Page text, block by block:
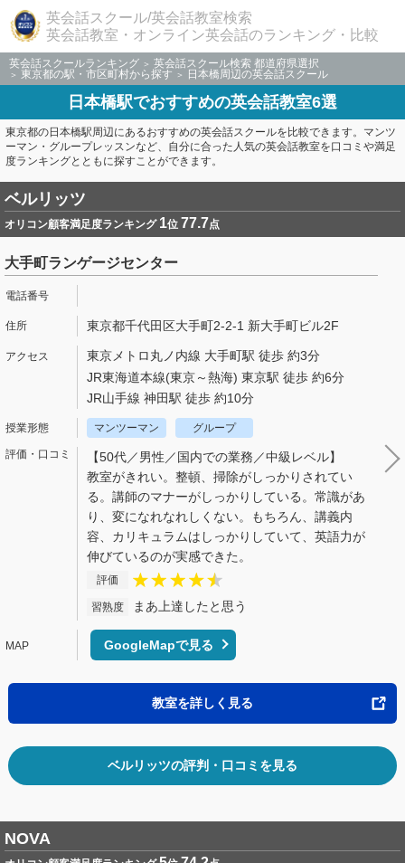
英会話スクール/英会話教室検索
英会話教室・オンライン英会話のランキング・比較
英会話スクールランキング
英会話スクール検索 都道府県選択
東京都の駅・市区町村から探す
日本橋周辺の英会話スクール
日本橋駅でおすすめの英会話教室6選
東京都の日本橋駅周辺にあるおすすめの英会話スクールを比較できます。マンツ
ーマン・グループレッスンなど、自分に合った人気の英会話教室を口コミや満足
度ランキングとともに探すことができます。
ベルリッツ
オリコン顧客満足度ランキング 1位 77.7点
大手町ランゲージセンター
東京都千代田区大手町2-2-1 新大手町ビル2F
東京メトロ丸ノ内線 大手町駅 徒歩 約3分
JR東海道本線(東京～熱海) 東京駅 徒歩 約6分
JR山手線 神田駅 徒歩 約10分
マンツーマン グループ
【50代／男性／国内での業務／中級レベル】
教室がきれい。整頓、掃除がしっかりされてい
る。講師のマナーがしっかりしている。常識があ
り、変になれなれしくない。もちろん、講義内
容、カリキュラムはしっかりしていて、英語力が
伸びているのが実感できた。
評価
習熟度 まあ上達したと思う
GoogleMapで見る
教室を詳しく見る
ベルリッツの評判・口コミを見る
NOVA